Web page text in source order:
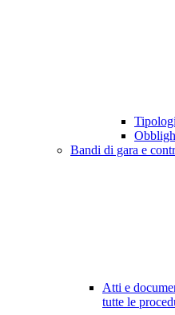
Bandi di gara e
Atti e
tutte le